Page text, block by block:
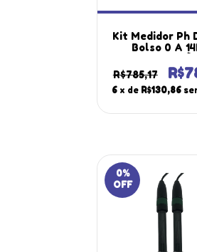
Kit Medidor Ph
Bolso 0 A
D'água Ph-
Portátil
Estojo Maleta
R$785,17
6 x de R$130,86
0%
OFF